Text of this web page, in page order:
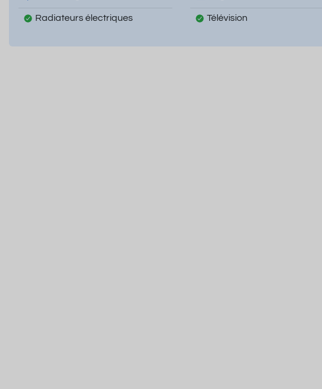
Radiateurs électriques Télévision